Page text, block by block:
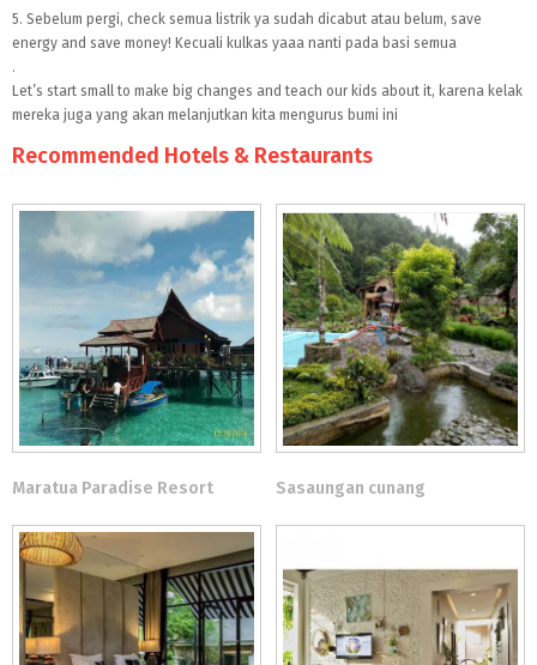
5. Sebelum pergi, check semua listrik ya sudah dicabut atau belum, save
energy and save money! Kecuali kulkas yaaa nanti pada basi semua
.
Let’s start small to make big changes and teach our kids about it, karena kelak
mereka juga yang akan melanjutkan kita mengurus bumi ini
Recommended Hotels & Restaurants
Maratua Paradise Resort Sasaungan cunang